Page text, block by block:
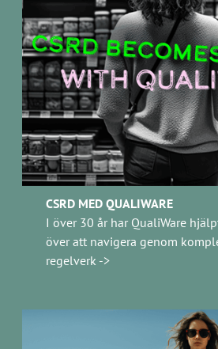
CSRD MED QUALIWARE
I över 30 år har QualiWare
över att navigera genom
regelverk ->